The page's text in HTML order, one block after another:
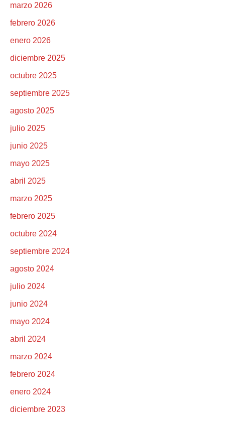
marzo 2026
febrero 2026
enero 2026
diciembre 2025
octubre 2025
septiembre 2025
agosto 2025
julio 2025
junio 2025
mayo 2025
abril 2025
marzo 2025
febrero 2025
octubre 2024
septiembre 2024
agosto 2024
julio 2024
junio 2024
mayo 2024
abril 2024
marzo 2024
febrero 2024
enero 2024
diciembre 2023